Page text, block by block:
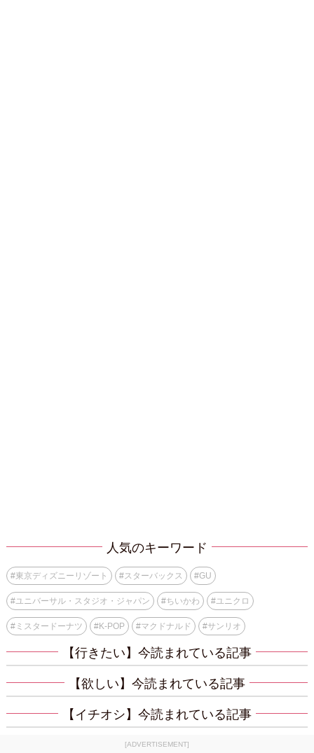
人気のキーワード
#東京ディズニーリゾート #スターバックス #GU
#ユニバーサル・スタジオ・ジャパン #ちいかわ #ユニクロ
#ミスタードーナツ #K-POP #マクドナルド #サンリオ
【行きたい】今読まれている記事
【欲しい】今読まれている記事
【イチオシ】今読まれている記事
[ADVERTISEMENT]